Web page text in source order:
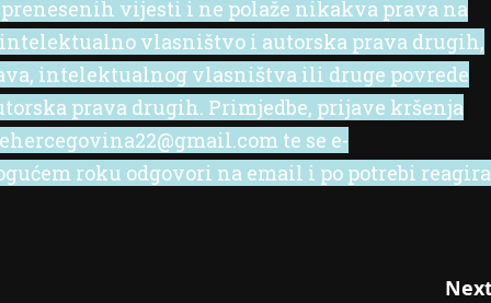
vijesti i ne polaže nikakva prava na
vlasništvo i autorska prava drugih,
intelektualnog vlasništva ili druge povrede
prava drugih. Primjedbe, prijave kršenja
te se e-
roku odgovori na email i po potrebi